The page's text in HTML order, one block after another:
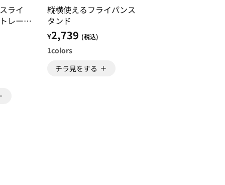
ライ
トレー
縦横使えるフライパンス
タンド
¥2,739 (税込)
1colors
チラ見をする